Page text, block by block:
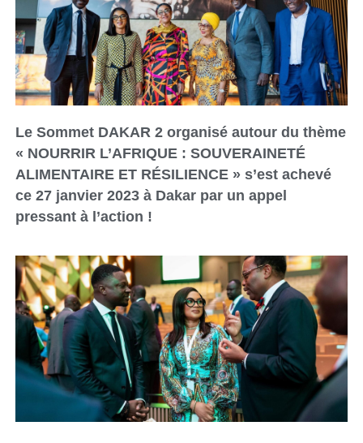
Le Sommet DAKAR 2 organisé autour du thème
« NOURRIR L’AFRIQUE : SOUVERAINETÉ
ALIMENTAIRE ET RÉSILIENCE » s’est achevé
ce 27 janvier 2023 à Dakar par un appel
pressant à l’action !